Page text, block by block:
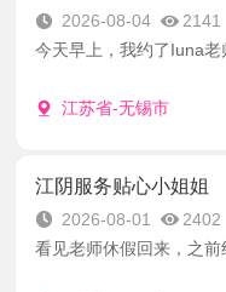
2026-08-04
2141
今天早上，我约了Iuna
江苏省-无锡市
江阴服务贴心小姐姐
2026-08-01
2402
看见老师休假回来，之前